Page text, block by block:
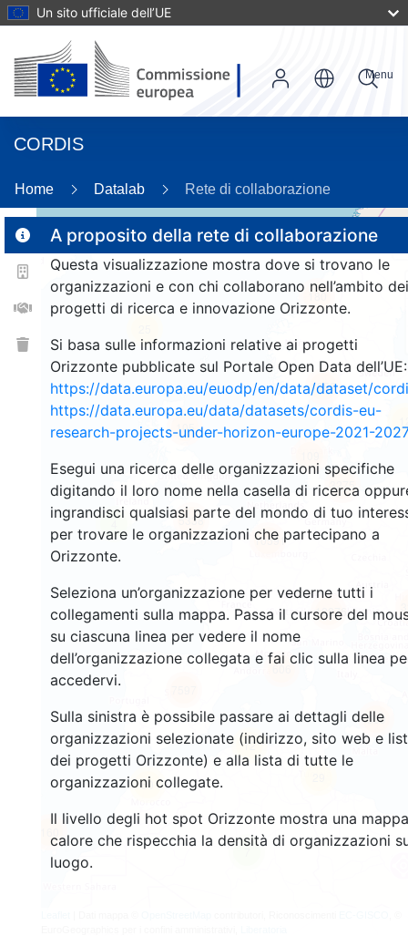
Un sito ufficiale dell’UE
CORDIS
Menu
Home Datalab Rete di collaborazione
A proposito della rete di collaborazione
Questa visualizzazione mostra dove si trovano le
organizzazioni e con chi collaborano nell’ambito dei
progetti di ricerca e innovazione Orizzonte.
Si basa sulle informazioni relative ai progetti
Orizzonte pubblicate sul Portale Open Data dell’UE:
https://data.europa.eu/euodp/en/data/dataset/
https://data.europa.eu/data/datasets/cordis-eu-
research-projects-under-horizon-europe-2021-2027
Esegui una ricerca delle organizzazioni specifiche
digitando il loro nome nella casella di ricerca
ingrandisci qualsiasi parte del mondo di tuo
per trovare le organizzazioni che partecipano a
Orizzonte.
Seleziona un’organizzazione per vederne tutti i
collegamenti sulla mappa. Passa il cursore del
su ciascuna linea per vedere il nome
dell’organizzazione collegata e fai clic sulla linea
accedervi.
Sulla sinistra è possibile passare ai dettagli delle
organizzazioni selezionate (indirizzo, sito web e
dei progetti Orizzonte) e alla lista di tutte le
organizzazioni collegate.
Il livello degli hot spot Orizzonte mostra una
calore che rispecchia la densità di organizzazioni
luogo.
7
509
4
180
1358
12
60
606
105
3275
12276
5338
10591